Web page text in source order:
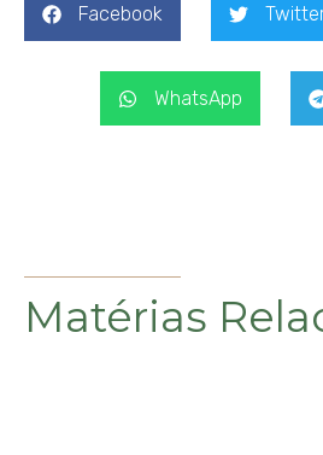
Facebook
WhatsApp
Matérias